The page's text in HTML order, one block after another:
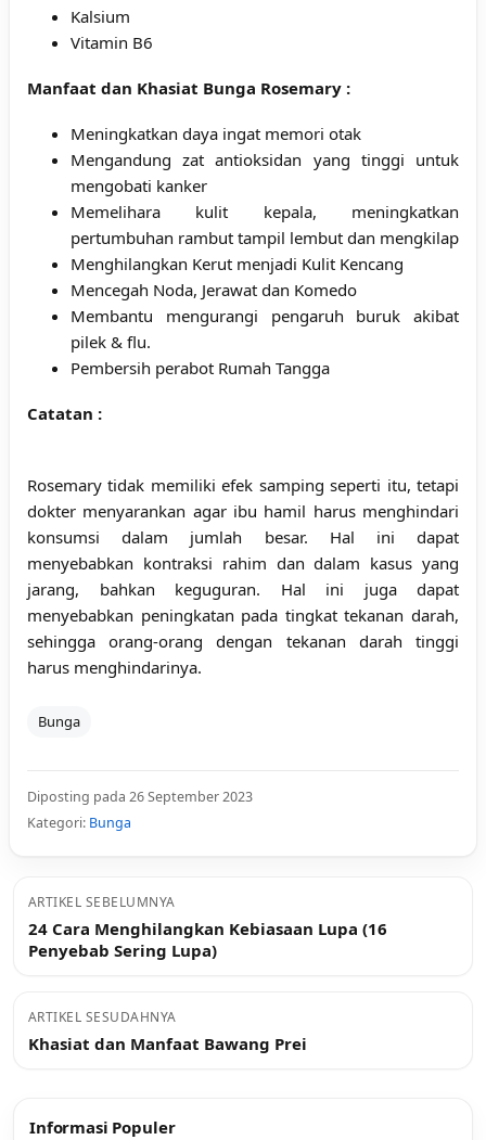
Kalsium
Vitamin B6
Manfaat dan Khasiat Bunga Rosemary :
Meningkatkan daya ingat memori otak
Mengandung zat antioksidan yang tinggi untuk
mengobati kanker
Memelihara kulit kepala, meningkatkan
pertumbuhan rambut tampil lembut dan mengkilap
Menghilangkan Kerut menjadi Kulit Kencang
Mencegah Noda, Jerawat dan Komedo
Membantu mengurangi pengaruh buruk akibat
pilek & flu.
Pembersih perabot Rumah Tangga
Catatan :
Rosemary tidak memiliki efek samping seperti itu, tetapi
dokter menyarankan agar ibu hamil harus menghindari
konsumsi dalam jumlah besar. Hal ini dapat
menyebabkan kontraksi rahim dan dalam kasus yang
jarang, bahkan keguguran. Hal ini juga dapat
menyebabkan peningkatan pada tingkat tekanan darah,
sehingga orang-orang dengan tekanan darah tinggi
harus menghindarinya.
Bunga
Diposting pada 26 September 2023
Kategori: Bunga
ARTIKEL SEBELUMNYA
24 Cara Menghilangkan Kebiasaan Lupa (16
Penyebab Sering Lupa)
ARTIKEL SESUDAHNYA
Khasiat dan Manfaat Bawang Prei
Informasi Populer